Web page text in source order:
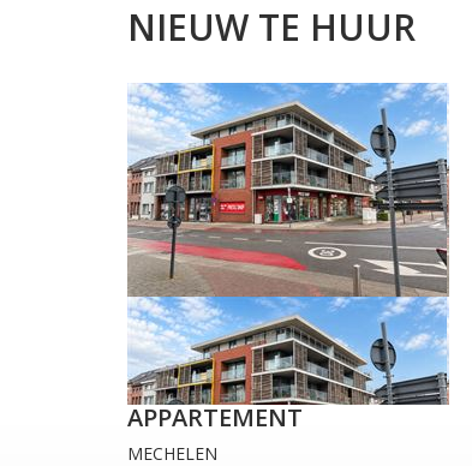
NIEUW TE HUUR
APPARTEMENT
MECHELEN